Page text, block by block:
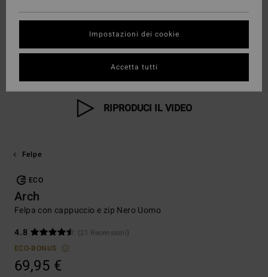
RIPRODUCI IL VIDEO
Felpe
ECO
Arch
Felpa con cappuccio e zip Nero Uomo
4.8
(21 Recensioni)
ECO-BONUS
69,95 €
Impostazioni dei cookie
Accetta tutti